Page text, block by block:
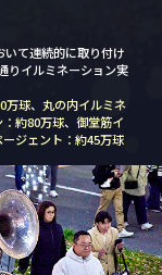
いて連続的に取り付け
りイルミネーション実
万球、 丸の内イルミネ
約80万球、 御堂筋イ
ージェント：約45万球